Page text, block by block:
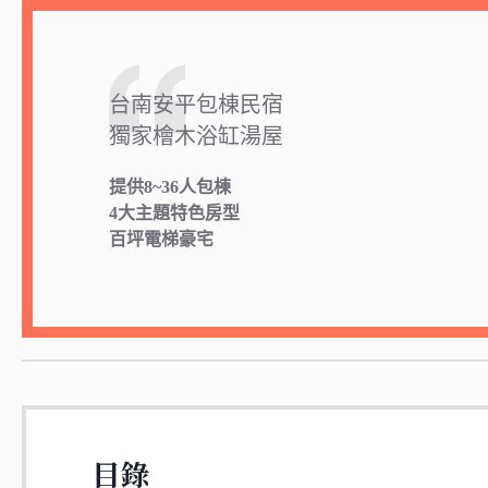
台南安平包棟民宿
獨家檜木浴缸湯屋
提供8~36人包棟
4大主題特色房型
百坪電梯豪宅
目錄